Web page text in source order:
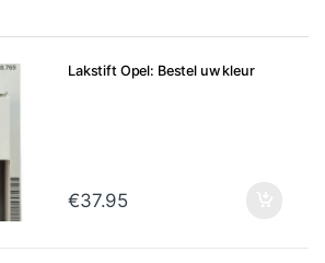
Lakstift Opel: Bestel uw kleur
€37.95